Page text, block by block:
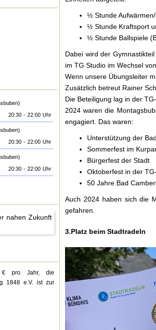
20:30 - 22:00 Uhr
20:30 - 22:00 Uhr
20:30 - 22:00 Uhr
nahen Zukunft
€ pro Jahr, die
1848 e.V. ist zur
½ Stunde
½ Stunde Kraftsport
½ Stunde Ballspiele
Dabei wird der
im TG Studio im Wechsel
Wenn unsere Übungsleiter
Zusätzlich betreut Rainer
Die Beteiligung lag in der
2024 waren die
engagiert. Das waren:
Unterstützung der
Sommerfest im
Bürgerfest der Stadt
Oktoberfest in der
50 Jahre Bad
Auch 2024 haben sich die
gefahren.
3.Platz beim Stadtradeln